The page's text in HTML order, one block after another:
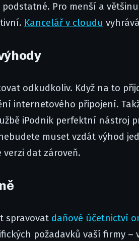
Pro menší a
Kancelář v cloudu
odkudkoliv. Když na to
internetového připojení.
iPodnik perfektní nástroj
muset vzdát výhod
dat zároveň.
spravovat daňové účetnictví
požadavků vaší firmy –